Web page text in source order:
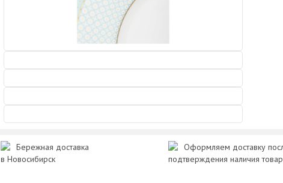
Бережная доставка
в Новосибирск
Оформляем доставку
подтверждения наличия